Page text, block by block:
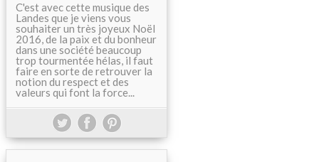
C'est avec cette musique des
Landes que je viens vous
souhaiter un très joyeux Noël
2016, de la paix et du bonheur
dans une société beaucoup
trop tourmentée hélas, il faut
faire en sorte de retrouver la
notion du respect et des
valeurs qui font la force...